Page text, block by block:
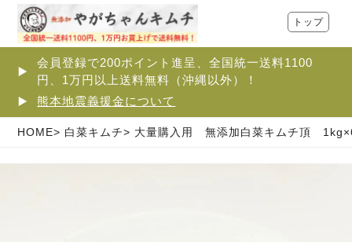
会員登録で200ポイント進呈、全国統一送料1100
円、1万円以上送料無料（沖縄以外）！
熊本地震義援金について
トップ
HOME 白菜キムチ 大量購入用 無添加白菜キムチ頂